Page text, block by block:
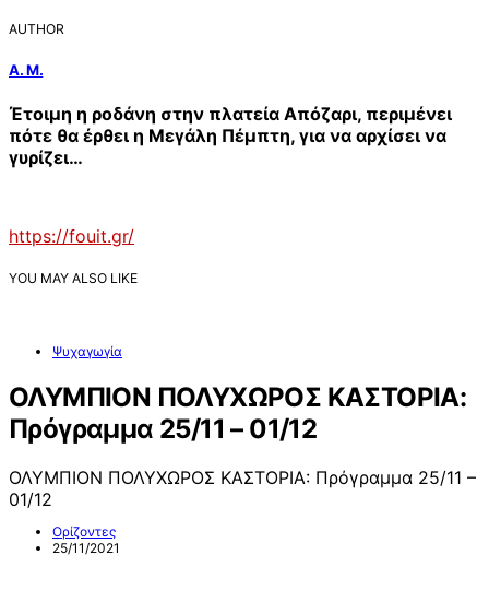
AUTHOR
Α. Μ.
Έτοιμη η ροδάνη στην πλατεία Απόζαρι, περιμένει
πότε θα έρθει η Μεγάλη Πέμπτη, για να αρχίσει να
γυρίζει…
https://fouit.gr/
YOU MAY ALSO LIKE
Ψυχαγωγία
ΟΛΥΜΠΙΟΝ ΠΟΛΥΧΩΡΟΣ ΚΑΣΤΟΡΙΑ:
Πρόγραμμα 25/11 – 01/12
ΟΛΥΜΠΙΟΝ ΠΟΛΥΧΩΡΟΣ ΚΑΣΤΟΡΙΑ: Πρόγραμμα 25/11 –
01/12
Ορίζοντες
25/11/2021